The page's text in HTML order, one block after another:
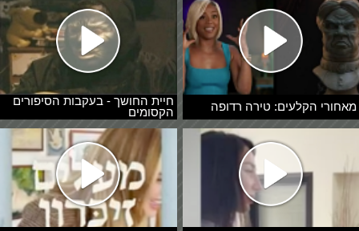
מאחורי הקלעים: טירה רדופה
חיית החושך - בעקבות הסיפורים
הקסומים